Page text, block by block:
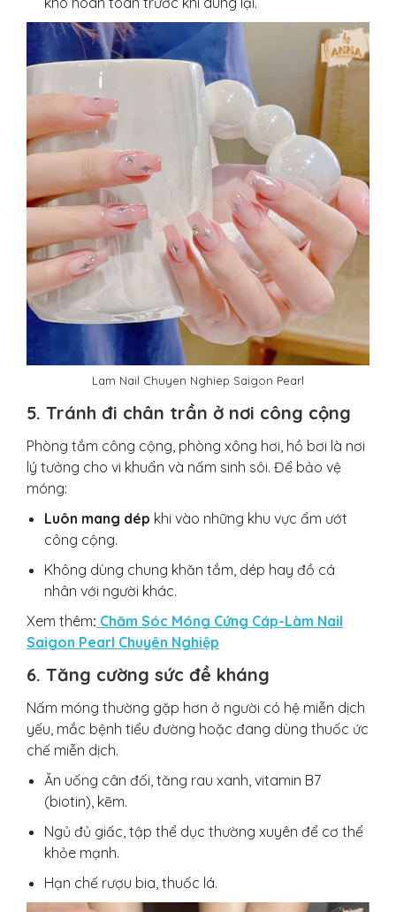
Lam Nail Chuyen Nghiep Saigon Pearl
5. Tránh đi chân trần ở nơi công cộng
Phòng tắm công cộng, phòng xông hơi, hồ bơi là nơi
lý tưởng cho vi khuẩn và nấm sinh sôi. Để bảo vệ
móng:
Luôn mang dép khi vào những khu vực ẩm ướt
công cộng.
Không dùng chung khăn tắm, dép hay đồ cá
nhân với người khác.
Xem thêm: Chăm Sóc Móng Cứng Cáp-Làm Nail
Saigon Pearl Chuyên Nghiệp
6. Tăng cường sức đề kháng
Nấm móng thường gặp hơn ở người có hệ miễn dịch
yếu, mắc bệnh tiểu đường hoặc đang dùng thuốc ức
chế miễn dịch.
Ăn uống cân đối, tăng rau xanh, vitamin B7
(biotin), kẽm.
Ngủ đủ giấc, tập thể dục thường xuyên để cơ thể
khỏe mạnh.
Hạn chế rượu bia, thuốc lá.